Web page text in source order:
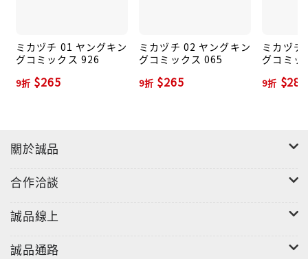
ミカヅチ 01 ヤングキン
グコミックス 926
9折 $265
ミカヅチ 02 ヤングキン
グコミックス 065
9折 $265
ミカヅチ
グコミッ
9折 $283
關於誠品
合作洽談
誠品線上
誠品通路